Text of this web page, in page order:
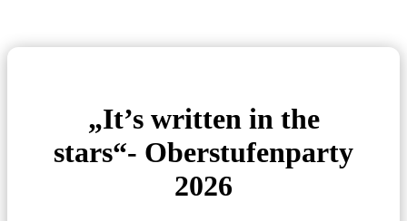
„It’s written in the
stars“- Oberstufenparty
2026